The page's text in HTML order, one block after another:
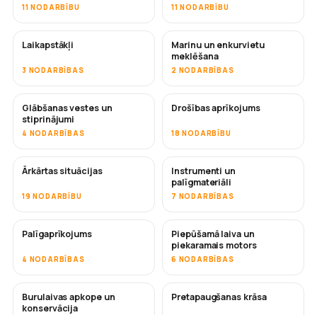
11 NODARBĪBU 11 NODARBĪBU
Laikapstākļi
3 NODARBĪBAS
Marinu un enkurvietu
meklēšana
2 NODARBĪBAS
Glābšanas vestes un
stiprinājumi
4 NODARBĪBAS
Drošības aprīkojums
18 NODARBĪBU
Ārkārtas situācijas
19 NODARBĪBU
Instrumenti un
palīgmateriāli
7 NODARBĪBAS
Palīgaprīkojums
4 NODARBĪBAS
Piepūšamā laiva un
piekaramais motors
6 NODARBĪBAS
Burulaivas apkope un
konservācija
DRĪZUMĀ
Pretapaugšanas krāsa